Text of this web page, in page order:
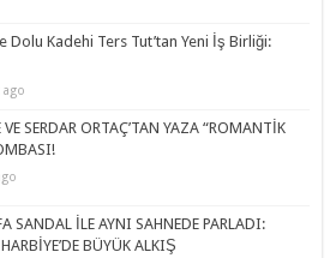
Dolu Kadehi Ters Tut’tan Yeni İş Birliği:
ago
VE SERDAR ORTAÇ’TAN YAZA “ROMANTİK
SANDAL İLE AYNI SAHNEDE PARLADI:
HARBİYE’DE BÜYÜK ALKIŞ